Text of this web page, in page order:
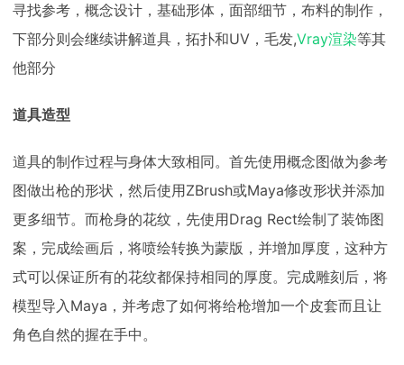
寻找参考，概念设计，基础形体，面部细节，布料的制作，
下部分则会继续讲解道具，拓扑和UV，毛发,Vray渲染等其
他部分
道具造型
道具的制作过程与身体大致相同。首先使用概念图做为参考
图做出枪的形状，然后使用ZBrush或Maya修改形状并添加
更多细节。而枪身的花纹，先使用Drag Rect绘制了装饰图
案，完成绘画后，将喷绘转换为蒙版，并增加厚度，这种方
式可以保证所有的花纹都保持相同的厚度。完成雕刻后，将
模型导入Maya，并考虑了如何将给枪增加一个皮套而且让
角色自然的握在手中。